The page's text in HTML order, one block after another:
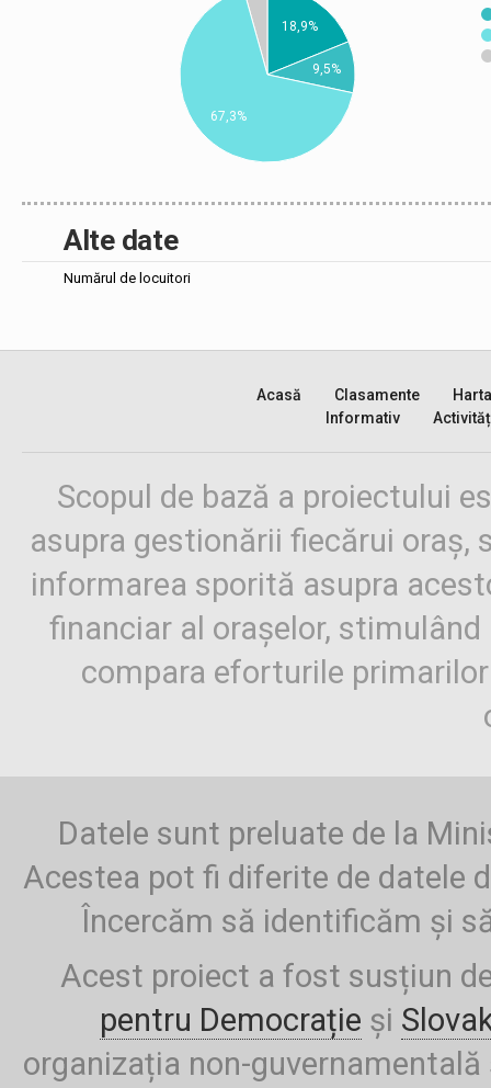
18,9%
9,5%
67,3%
Alte date
Numărul de locuitori
Acasă Clasamente
Harta
Informativ
Scopul de bază a proiectului
asupra gestionării fiecărui oraș,
informarea sporită asupra
financiar al orașelor,
compara eforturile
Datele sunt preluate de la
Acestea pot fi diferite de datele
Încercăm să identificăm și
Acest proiect a fost susțiun
pentru Democrație și
organizația non-